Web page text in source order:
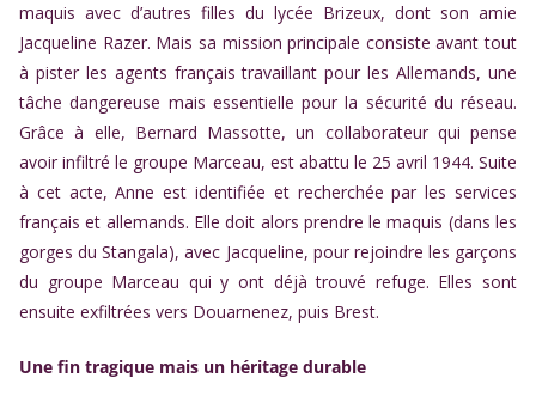
maquis avec d’autres filles du lycée Brizeux, dont son amie
Jacqueline Razer. Mais sa mission principale consiste avant tout
à pister les agents français travaillant pour les Allemands, une
tâche dangereuse mais essentielle pour la sécurité du réseau.
Grâce à elle, Bernard Massotte, un collaborateur qui pense
avoir infiltré le groupe Marceau, est abattu le 25 avril 1944. Suite
à cet acte, Anne est identifiée et recherchée par les services
français et allemands. Elle doit alors prendre le maquis (dans les
gorges du Stangala), avec Jacqueline, pour rejoindre les garçons
du groupe Marceau qui y ont déjà trouvé refuge. Elles sont
ensuite exfiltrées vers Douarnenez, puis Brest.
Une fin tragique mais un héritage durable